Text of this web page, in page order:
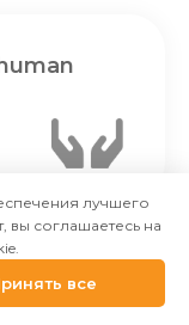
лучшего
вы соглашаетесь на
все